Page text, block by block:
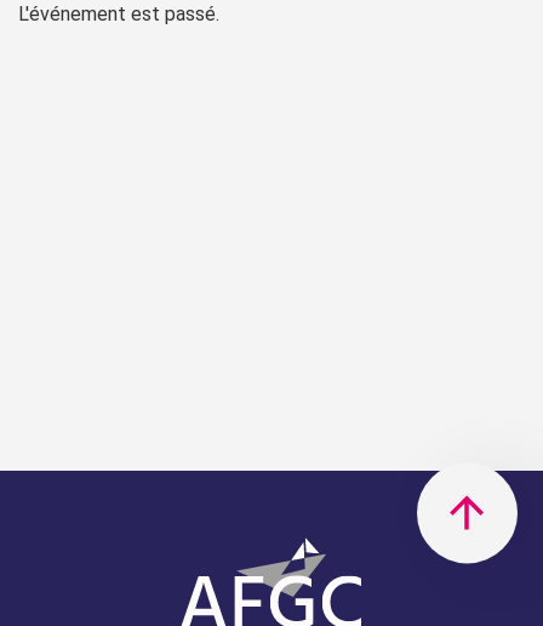
L'événement est passé.